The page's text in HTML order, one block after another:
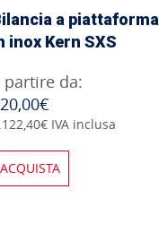
a piattaforma
inox Kern SXS
partire da:
IVA inclusa
ACQUISTA